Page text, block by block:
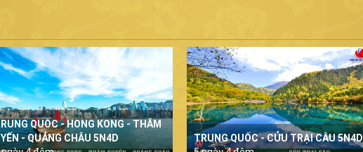
QUỐC - HONG KONG - THÂM
- QUẢNG CHÂU 5N4D
TRUNG QUỐC - CỬU TRẠI CÂU 5N4D